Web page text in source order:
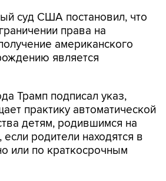
суд США постановил, что
права на
американского
является
Трамп подписал указ,
практику автоматической
детям, родившимся на
родители находятся в
или по краткосрочным